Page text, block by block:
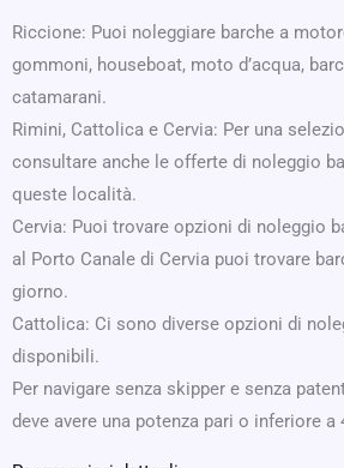
Riccione: Puoi noleggiare barche a
gommoni, houseboat, moto d’acqua,
catamarani.
Rimini, Cattolica e Cervia: Per una
consultare anche le offerte di noleggio
queste località.
Cervia: Puoi trovare opzioni di noleggio
al Porto Canale di Cervia puoi trovare
giorno.
Cattolica: Ci sono diverse opzioni di
disponibili.
Per navigare senza skipper e senza
deve avere una potenza pari o inferiore a